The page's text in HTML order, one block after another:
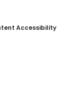
Accessibility